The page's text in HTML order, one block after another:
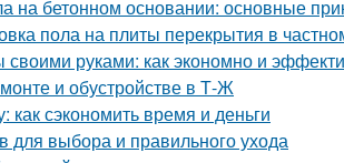
на бетонном основании: основные
пола на плиты перекрытия в
руками: как экономно и
и обустройстве в Т-Ж
сэкономить время и деньги
для выбора и правильного ухода